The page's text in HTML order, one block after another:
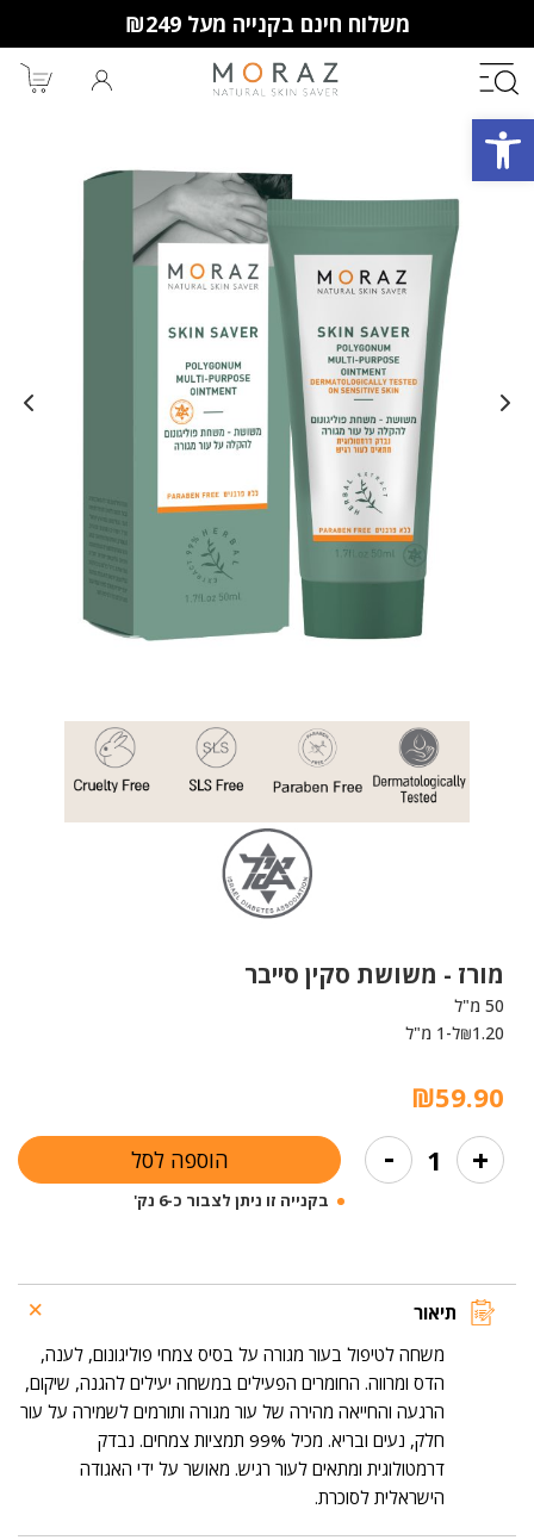
פתח סרגל נגישות
משלוח חינם בקנייה מעל ₪249
10% הנחה לקנייה ראשונה
מבצעים שווים
וצבירת נקודות למימוש בקניות
הבאות.
מורז - משושת סקין סייבר
50 מ"ל
₪1.20 ל-1 מ"ל
₪59.90
+
של
- הוספה לסל
בקנייה זו ניתן לצבור כ-6 נק'
תיאור
משחה לטיפול בעור מגורה על בסיס צמחי פוליגונום, לענה,
הדס ומרווה. החומרים הפעילים במשחה יעילים להגנה, שיקום,
הרגעה והחייאה מהירה של עור מגורה ותורמים לשמירה על עור
חלק, נעים ובריא. מכיל 99% תמציות צמחים. נבדק
דרמטולוגית ומתאים לעור רגיש. מאושר על ידי האגודה
הישראלית לסוכרת.